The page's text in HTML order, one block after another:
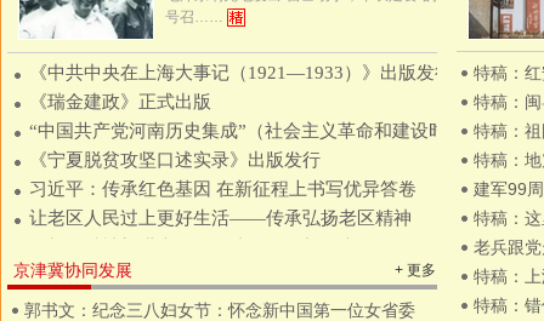
号召……
京津冀协同发展 + 更多
郭书文：纪念三八妇女节：怀念新中国第一位女省委
特稿：
特稿：
特稿：
特稿：
建军99
特稿：
老兵跟
特稿：
特稿：